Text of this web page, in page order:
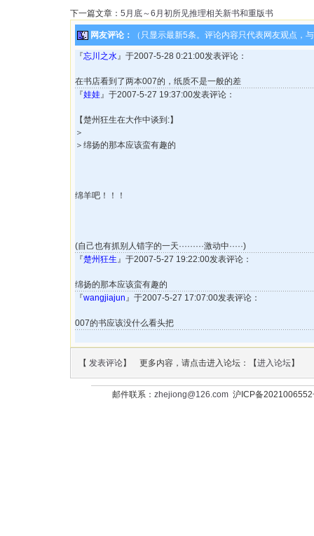
下一篇文章： 5月底～6月初所见推理相关新书和重版书
网友评论： （只显示最新5条。评论内容只代表网友观点，
『忘川之水』于2007-5-28 0:21:00发表评论：
在书店看到了两本007的，纸质不是一般的差
『娃娃』于2007-5-27 19:37:00发表评论：
【楚州狂生在大作中谈到:】
＞
＞绵扬的那本应该蛮有趣的
绵羊吧！！！
(自己也有抓别人错字的一天·········激动中·····)
『楚州狂生』于2007-5-27 19:22:00发表评论：
绵扬的那本应该蛮有趣的
『wangjiajun』于2007-5-27 17:07:00发表评论：
007的书应该没什么看头把
【 发表评论】 更多内容，请点击进入论坛：【进入论坛】
邮件联系： zhejiong@126.com沪ICP备